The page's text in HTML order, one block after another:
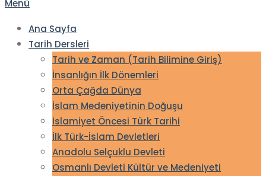
Menü
Ana Sayfa
Tarih Dersleri
Tarih ve Zaman (Tarih Bilimine Giriş)
İnsanlığın İlk Dönemleri
Orta Çağda Dünya
İslam Medeniyetinin Doğuşu
İslamiyet Öncesi Türk Tarihi
İlk Türk-İslam Devletleri
Anadolu Selçuklu Devleti
Osmanlı Devleti Kültür ve Medeniyeti